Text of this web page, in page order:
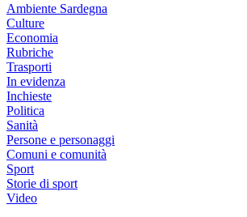
Ambiente Sardegna
Culture
Economia
Rubriche
Trasporti
In evidenza
Inchieste
Politica
Sanità
Persone e personaggi
Comuni e comunità
Sport
Storie di sport
Video